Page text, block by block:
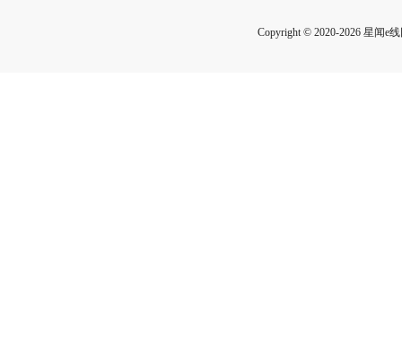
Copyright © 2020-2026 星闻e